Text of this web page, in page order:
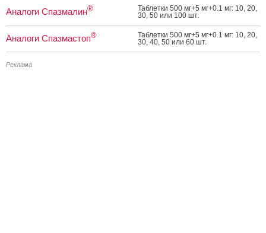
Аналоги Спазмалин®
Таб­летки 500 мг+5 мг+0.1 мг: 10, 20,
30, 50 или 100 шт.
Аналоги Спазмастоп®
Таб­летки 500 мг+5 мг+0.1 мг: 10, 20,
30, 40, 50 или 60 шт.
Реклама